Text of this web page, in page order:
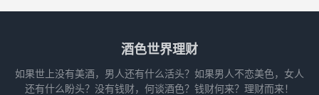
酒色世界理财
如果世上没有美酒，男人还有什么活头？如果男人不恋美色，女人
还有什么盼头？没有钱财，何谈酒色？钱财何来？理财而来！